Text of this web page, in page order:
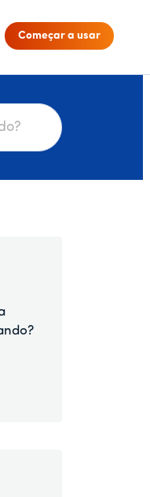
Começar a usar